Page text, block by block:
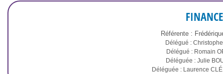
Référente :
Délégué :
Délégué : Romain
Déléguée : Julie
Déléguée : Laurence